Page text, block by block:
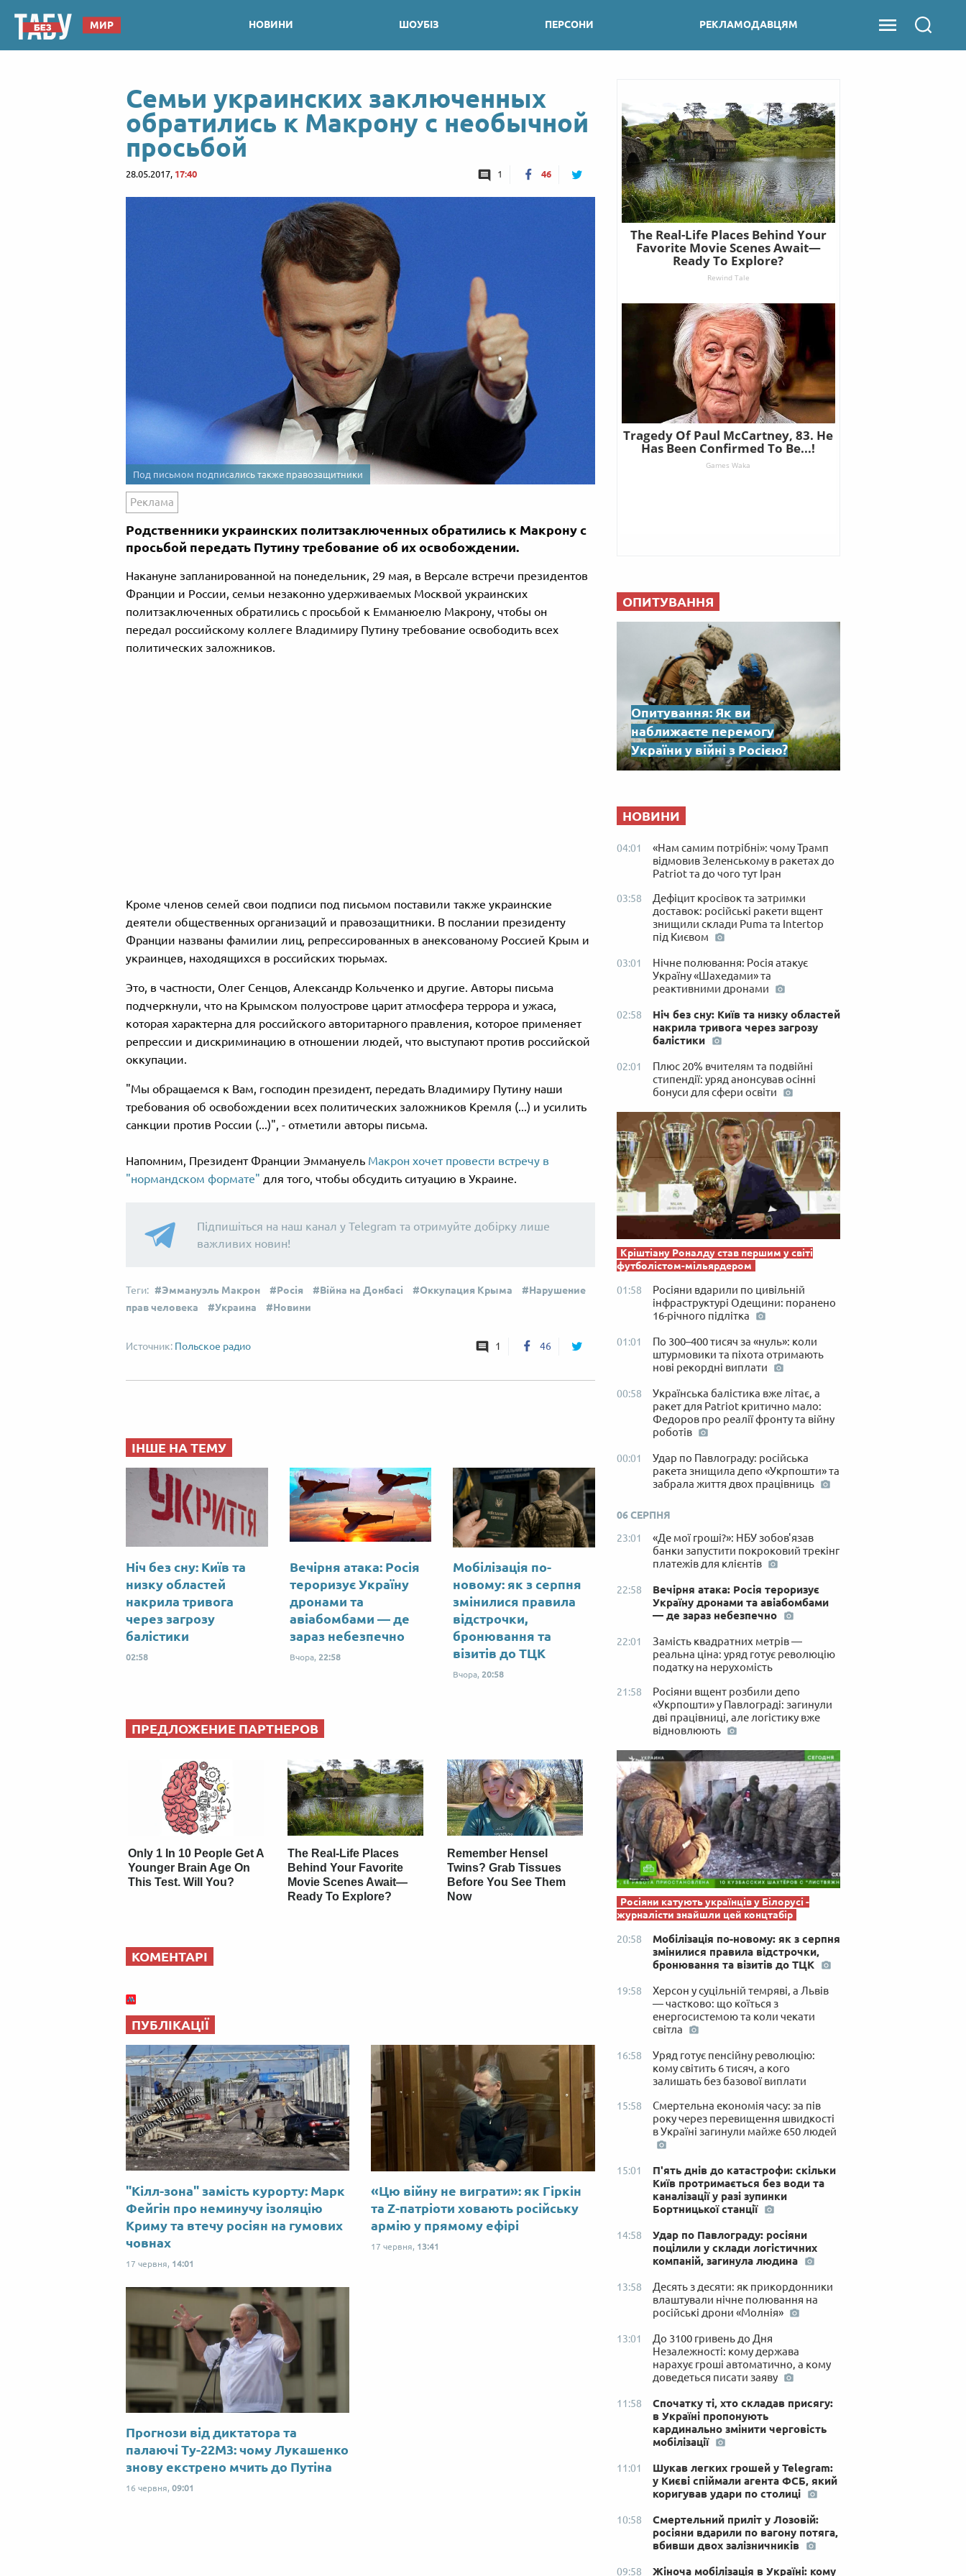
МИР НОВИНИ ШОУБІЗ ПЕРСОНИ РЕКЛАМОДАВЦЯМ
Семьи украинских заключенных
обратились к Макрону с необычной
просьбой
28.05.2017, 17:40 1 46
Под письмом подписались также правозащитники
Реклама
Родственники украинских политзаключенных обратились к Макрону с
просьбой передать Путину требование об их освобождении.
Накануне запланированной на понедельник, 29 мая, в Версале встречи президентов
Франции и России, семьи незаконно удерживаемых Москвой украинских
политзаключенных обратились с просьбой к Емманюелю Макрону, чтобы он
передал российскому коллеге Владимиру Путину требование освободить всех
политических заложников.
Кроме членов семей свои подписи под письмом поставили также украинские
деятели общественных организаций и правозащитники. В послании президенту
Франции названы фамилии лиц, репрессированных в анексованому Россией Крым и
украинцев, находящихся в российских тюрьмах.
Это, в частности, Олег Сенцов, Александр Кольченко и другие. Авторы письма
подчеркнули, что на Крымском полуострове царит атмосфера террора и ужаса,
которая характерна для российского авторитарного правления, которое применяет
репрессии и дискриминацию в отношении людей, что выступают против российской
оккупации.
"Мы обращаемся к Вам, господин президент, передать Владимиру Путину наши
требования об освобождении всех политических заложников Кремля (...) и усилить
санкции против России (...)", - отметили авторы письма.
Напомним, Президент Франции Эммануель Макрон хочет провести встречу в
"нормандском формате" для того, чтобы обсудить ситуацию в Украине.
Підпишіться на наш канал у Telegram та отримуйте добірку лише
важливих новин!
Эммануэль Макрон Росія Війна на Донбасі Оккупация Крыма
Нарушение
прав человека
Украина Новини
Польское радио 1 46
ІНШЕ НА ТЕМУ
Ніч без сну: Київ та
низку областей
накрила тривога
через загрозу
балістики
02:58
Вечірня атака: Росія
тероризує Україну
дронами та
авіабомбами — де
зараз небезпечно
Вчора, 22:58
Мобілізація по-
новому: як з серпня
змінилися правила
відстрочки,
бронювання та
візитів до ТЦК
Вчора, 20:58
ПРЕДЛОЖЕНИЕ ПАРТНЕРОВ
Only 1 In 10 People Get A
Younger Brain Age On
This Test. Will You?
The Real-Life Places
Behind Your Favorite
Movie Scenes Await—
Ready To Explore?
Remember Hensel
Twins? Grab Tissues
Before You See Them
Now
КОМЕНТАРІ
ПУБЛІКАЦІЇ
"Кілл-зона" замість курорту: Марк
Фейгін про неминучу ізоляцію
Криму та втечу росіян на гумових
човнах
17 червня, 14:01
«Цю війну не виграти»: як Гіркін
та Z-патріоти ховають російську
армію у прямому ефірі
17 червня, 13:41
Прогнози від диктатора та
палаючі Ту-22М3: чому Лукашенко
знову екстрено мчить до Путіна
16 червня, 09:01
ОПИТУВАННЯ
Опитування: Як ви
наближаєте перемогу
України у війні з Росією?
НОВИНИ
04:01
«Нам самим потрібні»: чому Трамп
відмовив Зеленському в ракетах до
Patriot та до чого тут Іран
03:58
Дефіцит кросівок та затримки
доставок: російські ракети вщент
знищили склади Puma та Intertop
під Києвом
03:01
Нічне полювання: Росія атакує
Україну «Шахедами» та
реактивними дронами
02:58
Ніч без сну: Київ та низку областей
накрила тривога через загрозу
балістики
02:01
Плюс 20% вчителям та подвійні
стипендії: уряд анонсував осінні
бонуси для сфери освіти
Кріштіану Роналду став першим у світі
футболістом-мільярдером
01:58
Росіяни вдарили по цивільній
інфраструктурі Одещини: поранено
16-річного підлітка
01:01
По 300–400 тисяч за «нуль»: коли
штурмовики та піхота отримають
нові рекордні виплати
00:58
Українська балістика вже літає, а
ракет для Patriot критично мало:
Федоров про реалії фронту та війну
роботів
00:01
Удар по Павлограду: російська
ракета знищила депо «Укрпошти» та
забрала життя двох працівниць
06 СЕРПНЯ
23:01
«Де мої гроші?»: НБУ зобов'язав
банки запустити покроковий трекінг
платежів для клієнтів
22:58
Вечірня атака: Росія тероризує
Україну дронами та авіабомбами
— де зараз небезпечно
22:01
Замість квадратних метрів —
реальна ціна: уряд готує революцію
податку на нерухомість
21:58
Росіяни вщент розбили депо
«Укрпошти» у Павлограді: загинули
дві працівниці, але логістику вже
відновлюють
Росіяни катують українців у Білорусі -
журналісти знайшли цей концтабір
20:58
Мобілізація по-новому: як з серпня
змінилися правила відстрочки,
бронювання та візитів до ТЦК
19:58
Херсон у суцільній темряві, а Львів
— частково: що коїться з
енергосистемою та коли чекати
світла
16:58
Уряд готує пенсійну революцію:
кому світить 6 тисяч, а кого
залишать без базової виплати
15:58
Смертельна економія часу: за пів
року через перевищення швидкості
в Україні загинули майже 650 людей
15:01
П'ять днів до катастрофи: скільки
Київ протримається без води та
каналізації у разі зупинки
Бортницької станції
14:58
Удар по Павлограду: росіяни
поцілили у склади логістичних
компаній, загинула людина
13:58
Десять з десяти: як прикордонники
влаштували нічне полювання на
російські дрони «Молнія»
13:01
До 3100 гривень до Дня
Незалежності: кому держава
нарахує гроші автоматично, а кому
доведеться писати заяву
11:58
Спочатку ті, хто складав присягу:
в Україні пропонують
кардинально змінити черговість
мобілізації
11:01
Шукав легких грошей у Telegram:
у Києві спіймали агента ФСБ, який
коригував удари по столиці
10:58
Смертельний приліт у Лозовій:
росіяни вдарили по вагону потяга,
вбивши двох залізничників
09:58 Жіноча мобілізація в Україні: кому